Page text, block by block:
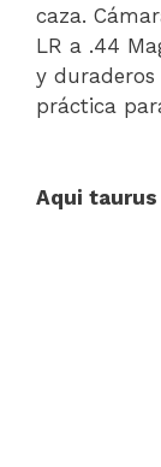
caza.
LR a .44
y
práctica
Aqui